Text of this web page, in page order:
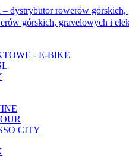
- E-BIKE
CITY